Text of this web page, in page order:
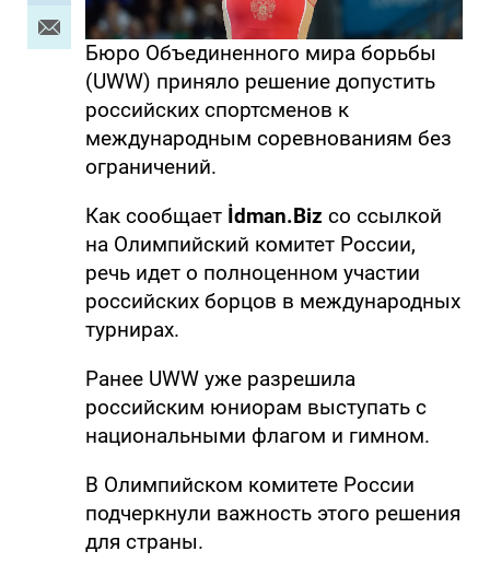
Бюро Объединенного мира борьбы
(UWW) приняло решение допустить
российских спортсменов к
международным соревнованиям без
ограничений.
Как сообщает İdman.Biz со ссылкой
на Олимпийский комитет России,
речь идет о полноценном участии
российских борцов в международных
турнирах.
Ранее UWW уже разрешила
российским юниорам выступать с
национальными флагом и гимном.
В Олимпийском комитете России
подчеркнули важность этого решения
для страны.